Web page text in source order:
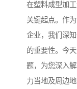
在塑料成型加
关键起点。作
企业，我们深
的重要性。今
题，为您深入
力当地及周边